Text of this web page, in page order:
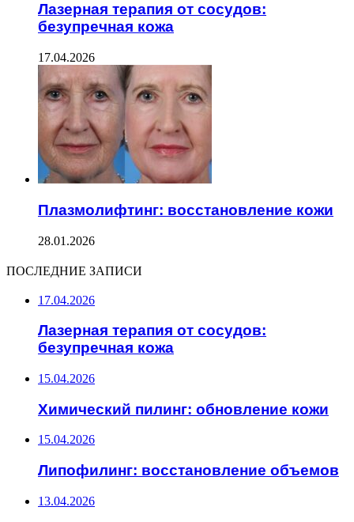
Лазерная терапия от сосудов:
безупречная кожа
17.04.2026
Плазмолифтинг: восстановление кожи
28.01.2026
ПОСЛЕДНИЕ ЗАПИСИ
17.04.2026
Лазерная терапия от сосудов:
безупречная кожа
15.04.2026
Химический пилинг: обновление кожи
15.04.2026
Липофилинг: восстановление объемов
13.04.2026